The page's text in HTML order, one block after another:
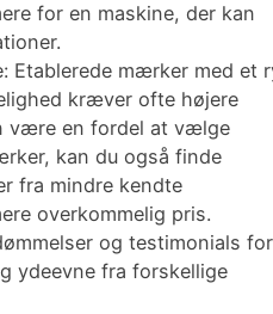
for en maskine, der kan
Etablerede mærker med et
kræver ofte højere
være en fordel at vælge
kan du også finde
fra mindre kendte
overkommelig pris.
og testimonials for
ydeevne fra forskellige